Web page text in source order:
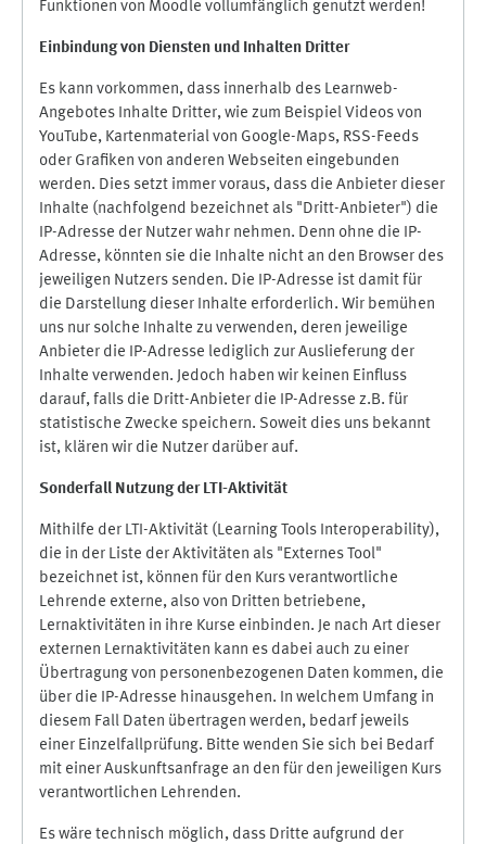
Funktionen von Moodle vollumfänglich genutzt werden!
Einbindung von Diensten und Inhalten Dritter
Es kann vorkommen, dass innerhalb des Learnweb-
Angebotes Inhalte Dritter, wie zum Beispiel Videos von
YouTube, Kartenmaterial von Google-Maps, RSS-Feeds
oder Grafiken von anderen Webseiten eingebunden
werden. Dies setzt immer voraus, dass die Anbieter dieser
Inhalte (nachfolgend bezeichnet als "Dritt-Anbieter") die
IP-Adresse der Nutzer wahr nehmen. Denn ohne die IP-
Adresse, könnten sie die Inhalte nicht an den Browser des
jeweiligen Nutzers senden. Die IP-Adresse ist damit für
die Darstellung dieser Inhalte erforderlich. Wir bemühen
uns nur solche Inhalte zu verwenden, deren jeweilige
Anbieter die IP-Adresse lediglich zur Auslieferung der
Inhalte verwenden. Jedoch haben wir keinen Einfluss
darauf, falls die Dritt-Anbieter die IP-Adresse z.B. für
statistische Zwecke speichern. Soweit dies uns bekannt
ist, klären wir die Nutzer darüber auf.
Sonderfall Nutzung der LTI-Aktivität
Mithilfe der LTI-Aktivität (Learning Tools Interoperability),
die in der Liste der Aktivitäten als "Externes Tool"
bezeichnet ist, können für den Kurs verantwortliche
Lehrende externe, also von Dritten betriebene,
Lernaktivitäten in ihre Kurse einbinden. Je nach Art dieser
externen Lernaktivitäten kann es dabei auch zu einer
Übertragung von personenbezogenen Daten kommen, die
über die IP-Adresse hinausgehen. In welchem Umfang in
diesem Fall Daten übertragen werden, bedarf jeweils
einer Einzelfallprüfung. Bitte wenden Sie sich bei Bedarf
mit einer Auskunftsanfrage an den für den jeweiligen Kurs
verantwortlichen Lehrenden.
Es wäre technisch möglich, dass Dritte aufgrund der